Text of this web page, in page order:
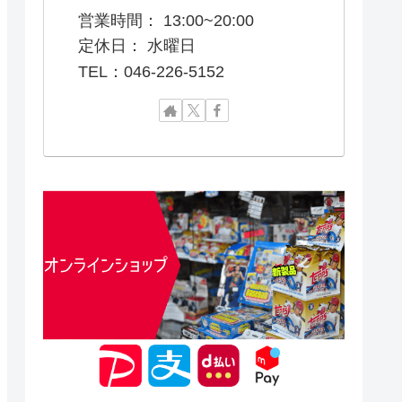
営業時間： 13:00~20:00
定休日： 水曜日
TEL：046-226-5152